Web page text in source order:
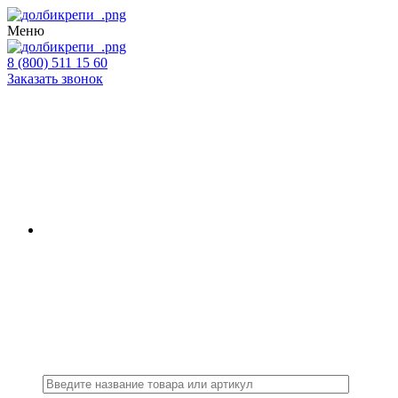
Меню
8 (800) 511 15 60
Заказать звонок